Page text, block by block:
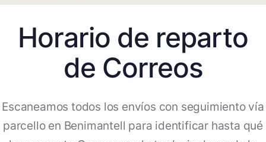
Horario de reparto
de Correos
Escaneamos todos los envíos con seguimiento vía
parcello en Benimantell para identificar hasta qué